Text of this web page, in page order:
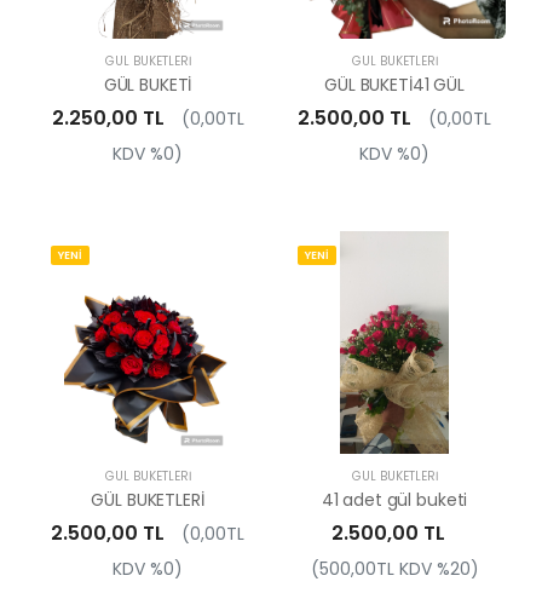
GÜL BUKETLERI
GÜL BUKETİ
2.250,00 TL
(0,00TL
KDV %0)
GÜL BUKETLERI
GÜL BUKETİ41 GÜL
2.500,00 TL
(0,00TL
KDV %0)
YENİ
GÜL BUKETLERI
GÜL BUKETLERİ
2.500,00 TL
(0,00TL
KDV %0)
YENİ
GÜL BUKETLERI
41 adet gül buketi
2.500,00 TL
(500,00TL KDV %20)